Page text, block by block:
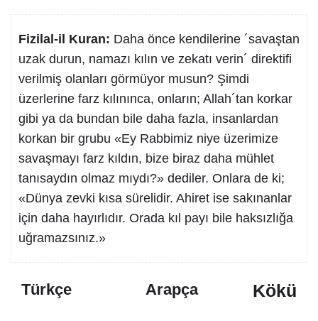
Fizilal-il Kuran: Daha önce kendilerine ´savaştan
uzak durun, namazı kılın ve zekatı verin´ direktifi
verilmiş olanları görmüyor musun? Şimdi
üzerlerine farz kılınınca, onların; Allah´tan korkar
gibi ya da bundan bile daha fazla, insanlardan
korkan bir grubu «Ey Rabbimiz niye üzerimize
savaşmayı farz kıldın, bize biraz daha mühlet
tanısaydın olmaz mıydı?» dediler. Onlara de ki;
«Dünya zevki kısa sürelidir. Ahiret ise sakınanlar
için daha hayırlıdır. Orada kıl payı bile haksızlığa
uğramazsınız.»
Türkçe Arapça
Kökü